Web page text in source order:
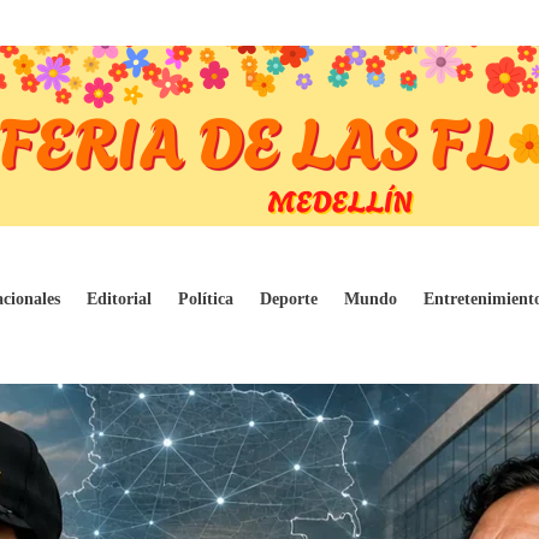
Editorial Política Deporte Mundo
por USD 60 millones y la oposición